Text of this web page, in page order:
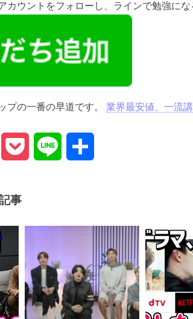
カウントをフォローし、ラインで勉強にな
プの一番の早道です。 業界最安値、一流
Hatena Pocket Line
事